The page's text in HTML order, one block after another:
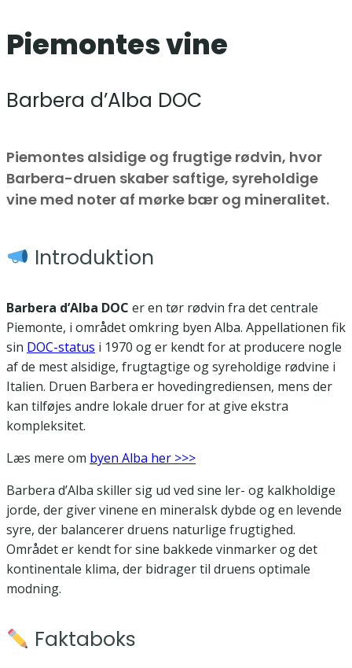
Piemontes vine
Barbera d’Alba DOC
Piemontes alsidige og frugtige rødvin, hvor
Barbera-druen skaber saftige, syreholdige
vine med noter af mørke bær og mineralitet.
Introduktion
Barbera d’Alba DOC er en tør rødvin fra det centrale
Piemonte, i området omkring byen Alba. Appellationen fik
sin DOC-status i 1970 og er kendt for at producere nogle
af de mest alsidige, frugtagtige og syreholdige rødvine i
Italien. Druen Barbera er hovedingrediensen, mens der
kan tilføjes andre lokale druer for at give ekstra
kompleksitet.
Læs mere om byen Alba her >>>
Barbera d’Alba skiller sig ud ved sine ler- og kalkholdige
jorde, der giver vinene en mineralsk dybde og en levende
syre, der balancerer druens naturlige frugtighed.
Området er kendt for sine bakkede vinmarker og det
kontinentale klima, der bidrager til druens optimale
modning.
Faktaboks